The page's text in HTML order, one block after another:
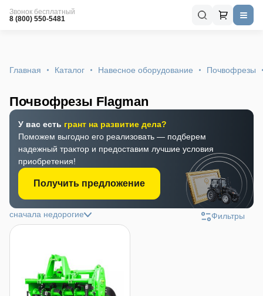
Звонок бесплатный
8 (800) 550-5481
Главная Каталог Навесное оборудование Почвофрезы
Почвофрезы Flagman
У вас есть грант на развитие дела?
Поможем выгодно его реализовать — подберем
надежный трактор и предоставим лучшие условия
приобретения!
Получить предложение
сначала недорогие Фильтры